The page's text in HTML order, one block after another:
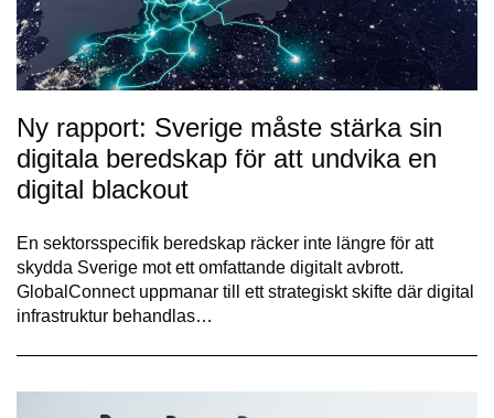
Ny rapport: Sverige måste stärka sin
digitala beredskap för att undvika en
digital blackout
En sektorsspecifik beredskap räcker inte längre för att
skydda Sverige mot ett omfattande digitalt avbrott.
GlobalConnect uppmanar till ett strategiskt skifte där digital
infrastruktur behandlas…